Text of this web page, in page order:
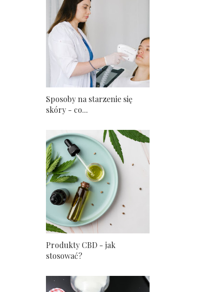
Sposoby na starzenie się
skóry - co...
Produkty CBD - jak
stosować?